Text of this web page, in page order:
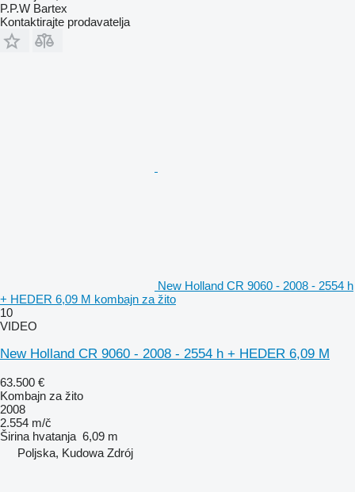
P.P.W Bartex
Kontaktirajte prodavatelja
New Holland CR 9060 - 2008 - 2554 h
+ HEDER 6,09 M kombajn za žito
10
VIDEO
New Holland CR 9060 - 2008 - 2554 h + HEDER 6,09 M
63.500 €
Kombajn za žito
2008
2.554 m/č
Širina hvatanja 6,09 m
Poljska, Kudowa Zdrój